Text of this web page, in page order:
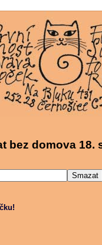
bez domova 18.